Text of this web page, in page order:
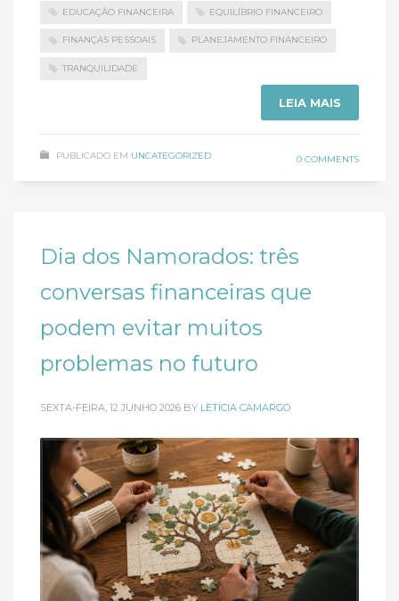
EDUCAÇÃO FINANCEIRA EQUILÍBRIO FINANCEIRO
FINANÇAS PESSOAIS PLANEJAMENTO FINANCEIRO
TRANQUILIDADE
LEIA MAIS
PUBLICADO EM UNCATEGORIZED 0 COMMENTS
Dia dos Namorados: três
conversas financeiras que
podem evitar muitos
problemas no futuro
SEXTA-FEIRA, 12 JUNHO 2026 BY LETICIA CAMARGO